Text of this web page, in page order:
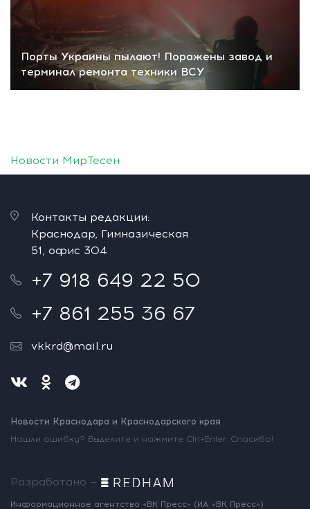
Порты Украины пылают! Поражены завод и
терминал ремонта техники ВСУ
Новости МирТесен
Контакты редакции:
Краснодар, Гимназическая
51, офис 304
+7 918 649 22 50
+7 861 255 36 67
vkkrd@mail.ru
Новости Краснодара и Краснодарского края
Нашли ошибку? Выделите и нажмите Ctrl+Enter. Спасибо!
Разработано —
Информационное агентство «ВК Пресс» (ИА «ВК Пресс»)